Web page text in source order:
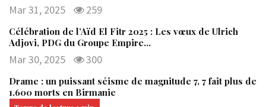
Mar 31, 2025 259
Célébration de l’Aïd El Fitr 2025 : Les vœux de Ulrich
Adjovi, PDG du Groupe Empire…
Mar 30, 2025 300
Drame : un puissant séisme de magnitude 7, 7 fait plus de
1.600 morts en Birmanie